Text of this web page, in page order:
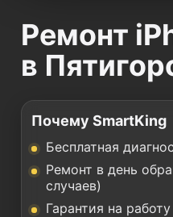
Ремонт
в
Почему SmartKing
Бесплатная
Ремонт в день
случаев)
Гарантия на